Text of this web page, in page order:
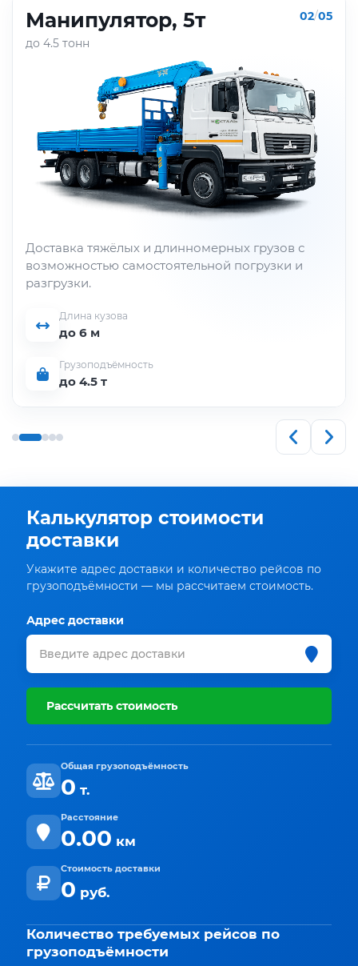
Манипулятор, 5т
до 4.5 тонн
02/05
Доставка тяжёлых и длинномерных грузов с
возможностью самостоятельной погрузки и
разгрузки.
Длина кузова
до 6 м
Грузоподъёмность
до 4.5 т
Калькулятор стоимости
доставки
Укажите адрес доставки и количество рейсов по
грузоподъёмности — мы рассчитаем стоимость.
Адрес доставки
Рассчитать стоимость
Общая грузоподъёмность
0 т.
Расстояние
0.00 км
Стоимость доставки
0 руб.
Количество требуемых рейсов по
грузоподъёмности